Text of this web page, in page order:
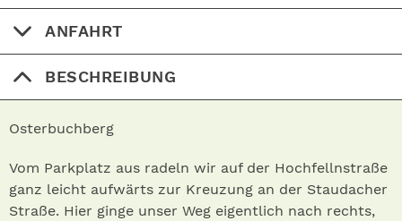
ANFAHRT
BESCHREIBUNG
Osterbuchberg
Vom Parkplatz aus radeln wir auf der Hochfellnstraße
ganz leicht aufwärts zur Kreuzung an der Staudacher
Straße. Hier ginge unser Weg eigentlich nach rechts,